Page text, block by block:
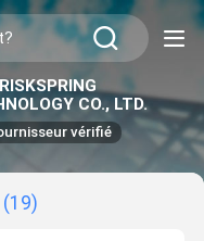
CO., LTD.
vérifié
(19)